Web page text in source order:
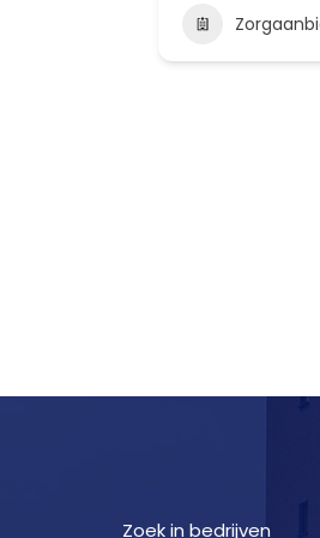
Zoek in bedrijven